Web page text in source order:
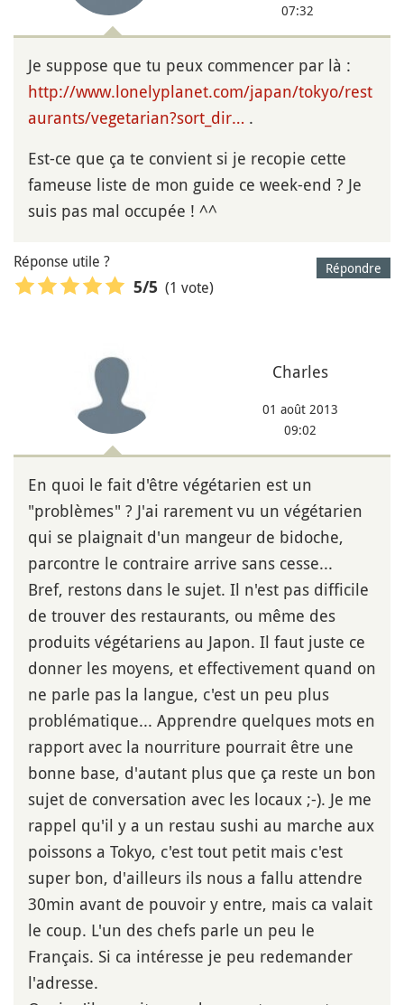
07:32
Je suppose que tu peux commencer par là :
http://www.lonelyplanet.com/japan/tokyo/rest
aurants/vegetarian?sort_dir… .
Est-ce que ça te convient si je recopie cette
fameuse liste de mon guide ce week-end ? Je
suis pas mal occupée ! ^^
Répondre
Réponse utile ?
5/5 (1 vote)
Charles
01 août 2013
09:02
En quoi le fait d'être végétarien est un
"problèmes" ? J'ai rarement vu un végétarien
qui se plaignait d'un mangeur de bidoche,
parcontre le contraire arrive sans cesse...
Bref, restons dans le sujet. Il n'est pas difficile
de trouver des restaurants, ou même des
produits végétariens au Japon. Il faut juste ce
donner les moyens, et effectivement quand on
ne parle pas la langue, c'est un peu plus
problématique... Apprendre quelques mots en
rapport avec la nourriture pourrait être une
bonne base, d'autant plus que ça reste un bon
sujet de conversation avec les locaux ;-). Je me
rappel qu'il y a un restau sushi au marche aux
poissons a Tokyo, c'est tout petit mais c'est
super bon, d'ailleurs ils nous a fallu attendre
30min avant de pouvoir y entre, mais ca valait
le coup. L'un des chefs parle un peu le
Français. Si ca intéresse je peu redemander
l'adresse.